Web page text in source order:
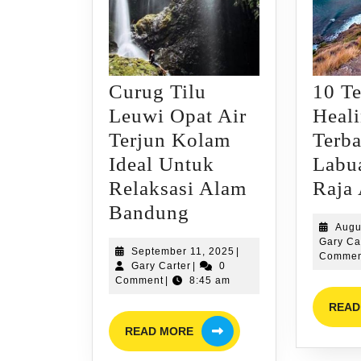
Curug Tilu
Leuwi Opat Air
Terjun Kolam
Ideal Untuk
Relaksasi Alam
Bandung
Leuwi
Opat
Air
Terjun
September 11, 2025 September
Gary Carter Gary
Carter
0
Comment
8:45 am
READ MORE
READ
MORE
10
Raja
Gary